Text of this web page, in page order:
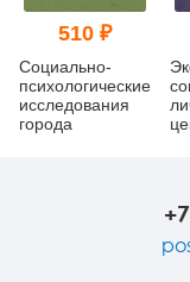
510 ₽
Социально-
психологические
исследования
города